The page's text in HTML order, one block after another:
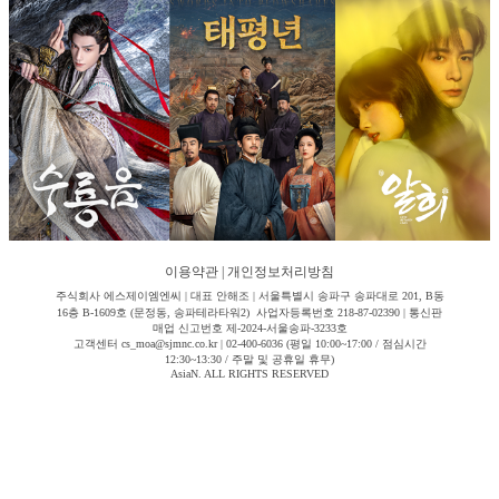
이용약관 개인정보처리방침
주식회사 에스제이엠엔씨 | 대표 안해조 | 서울특별시 송파구 송파대로 201, B동
16층 B-1609호 (문정동, 송파테라타워2) 사업자등록번호 218-87-02390 | 통신판
매업 신고번호 제-2024-서울송파-3233호
고객센터 cs_moa@sjmnc.co.kr | 02-400-6036 (평일 10:00~17:00 / 점심시간
12:30~13:30 / 주말 및 공휴일 휴무)
AsiaN. ALL RIGHTS RESERVED